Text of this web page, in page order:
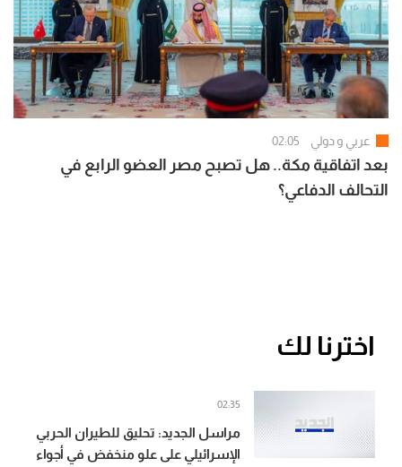
عربي و دولي 02:05
بعد اتفاقية مكة.. هل تصبح مصر العضو الرابع في
التحالف الدفاعي؟
اخترنا لك
مراسل الجديد: تحليق للطيران الحربي
الإسرائيلي على علو منخفض في أجواء
02:35